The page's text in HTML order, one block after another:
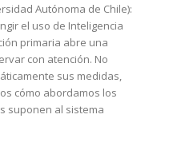
Autónoma de Chile):
el uso de Inteligencia
primaria abre una
con atención. No
sus medidas,
cómo abordamos los
suponen al sistema